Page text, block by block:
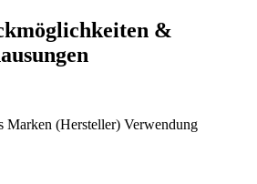
&
Marken (Hersteller) Verwendung